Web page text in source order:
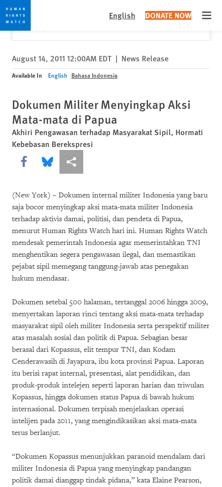
Skip
to
cookie
privacy
notice
Skip
to
main
content
English DONATE NOW
Would you like to read this page in English?
Yes
✕
August 14, 2011 12:00AM EDT | News Release
Available In English Bahasa Indonesia
Dokumen Militer Menyingkap Aksi
Mata-mata di Papua
Akhiri Pengawasan terhadap Masyarakat Sipil, Hormati
Kebebasan Berekspresi
Share this via Facebook
Share this via Bluesky
More sharing options
(New York) – Dokumen internal militer Indonesia yang baru
saja bocor menyingkap aksi mata-mata militer Indonesia
terhadap aktivis damai, politisi, dan pendeta di Papua,
menurut Human Rights Watch hari ini. Human Rights Watch
mendesak pemerintah Indonesia agar memerintahkan TNI
menghentikan segera pengawasan ilegal, dan memastikan
pejabat sipil memegang tanggung-jawab atas penegakan
hukum mendasar.
Dokumen setebal 500 halaman, tertanggal 2006 hingga 2009,
menyertakan laporan rinci tentang aksi mata-mata terhadap
masyarakat sipil oleh militer Indonesia serta perspektif militer
atas masalah sosial dan politik di Papua. Sebagian besar
berasal dari Kopassus, elit tempur TNI, dan Kodam
Cenderawasih di Jayapura, ibu kota provinsi Papua. Laporan
itu berisi rapat internal, presentasi, alat pendidikan, dan
produk-produk intelejen seperti laporan harian dan triwulan
Kopassus, hingga dokumen status Papua di bawah hukum
internasional. Dokumen terpisah menjelaskan operasi
intelijen pada 2011, yang mengindikasikan aksi mata-mata
terus berlanjut.
“Dokumen Kopassus menunjukkan paranoid mendalam dari
militer Indonesia di Papua yang menyingkap pandangan
politik damai dianggap tindak pidana,” kata Elaine Pearson,